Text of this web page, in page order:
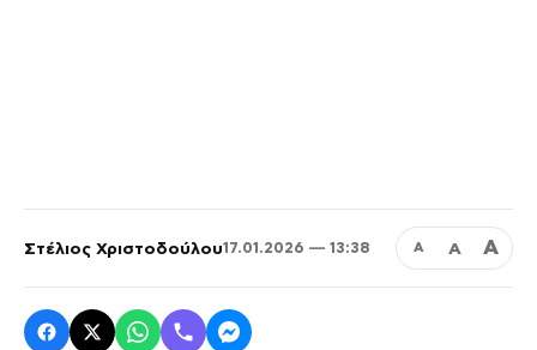
Στέλιος Χριστοδούλου17.01.2026 — 13:38 Α Α Α